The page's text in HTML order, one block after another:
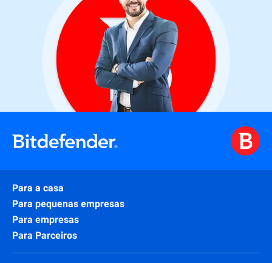
Para a casa
Para pequenas empresas
Para empresas
Para Parceiros